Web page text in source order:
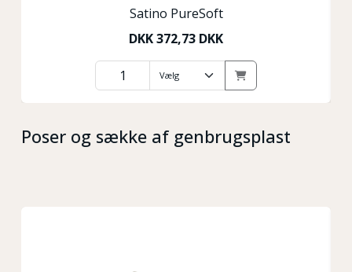
Satino PureSoft
DKK372,73 DKK
Poser og sække af genbrugsplast